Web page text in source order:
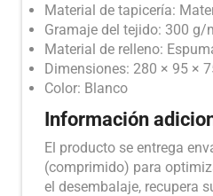
Material de tapicería:
Gramaje del tejido: 300 g/
Material de relleno:
Dimensiones: 280 × 95 ×
Color: Blanco
Información
El producto se entrega
(comprimido) para
el desembalaje, recupera